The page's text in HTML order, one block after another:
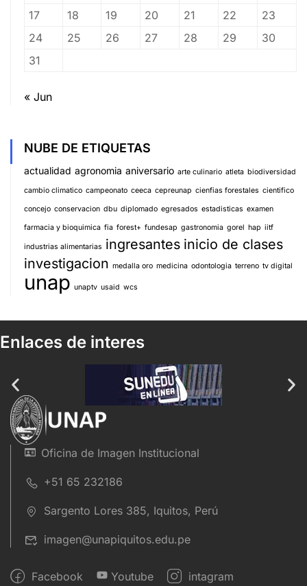
17
18 19 20 21 22
23
24
25 26 27 28 29
30
31
« Jun
NUBE DE ETIQUETAS
actualidad agronomia aniversario arte culinario atleta biodiversidad
cambio climatico campeonato ceeca cepreunap cienfias forestales cientifico
concejo conservacion dbu diplomado egresados estadisticas examen
farmacia y bioquimica fia forest+ fundesap gastronomia gorel hap iitf
industrias alimentarias ingresantes inicio de clases
investigacion medalla oro medicina odontologia terreno tv digital
unap unaptv usaid wcs
Enlaces de interes
Oficina de Imagen Institucional
+51 65 232186
Sargento Lores 385, Iquitos, Perú
imagen@unapiquitos.edu.pe
Facebook Youtube
intagram